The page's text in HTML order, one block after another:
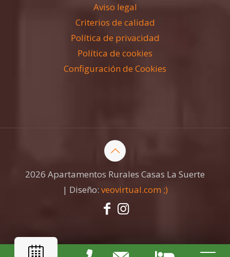
Aviso legal
Criterios de calidad
Política de privacidad
Política de cookies
Configuración de Cookies
2026 Apartamentos Rurales Casas La Suerte
| Diseño: veovirtual.com ;)